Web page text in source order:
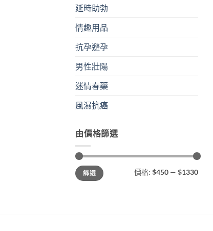
延時助勃
情趣用品
抗孕避孕
男性壯陽
迷情春藥
風濕抗癌
由價格篩選
最
低
價
最
高
價
篩選 價格: $450 — $1330